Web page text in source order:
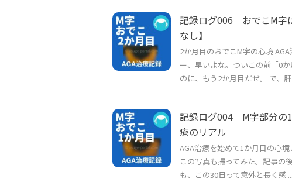
記録ログ006｜おでこM字
なし】
2か月目のおでこM字の心境
ー、早いよな。ついこの前「0
のに、もう2か月目だぜ。 で、肝
記録ログ004｜M字部分の
療のリアル
AGA治療を始めて1か月目の心
この写真も撮ってみた。記事の
も、この30日って意外と長く感 ...